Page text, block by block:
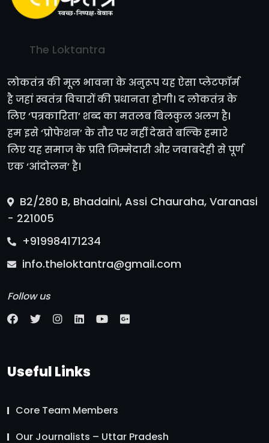
The Loktantra
लोकतंत्र की मूल भावना के अनुरूप यह ऐसा प्लेटफॉर्म
है जहां स्वतंत्र विचारों की प्रधानता होगी। द लोकतंत्र के
लिए ‘पत्रकारिता’ शब्द का मतलब बिलकुल अलग है।
हम इसे ‘प्रोफेशन’ के तौर पर नहीं देखते बल्कि हमारे
लिए यह समाज के प्रति जिम्मेदारी और जवाबदेही से पूर्ण
एक ‘आंदोलन’ है।
B2/280 B, Bhadaini, Assi Chauraha, Varanasi
- 221005
+919984171234
info.theloktantra@gmail.com
Follow us
Useful Links
Core Team Members
Our Journalists – Uttar Pradesh